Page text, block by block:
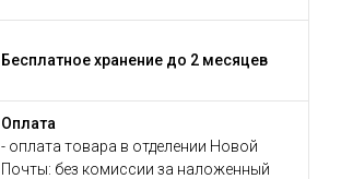
Бесплатное хранение до 2 месяцев
Оплата
- оплата товара в отделении Новой
Почты: без комиссии за наложенный